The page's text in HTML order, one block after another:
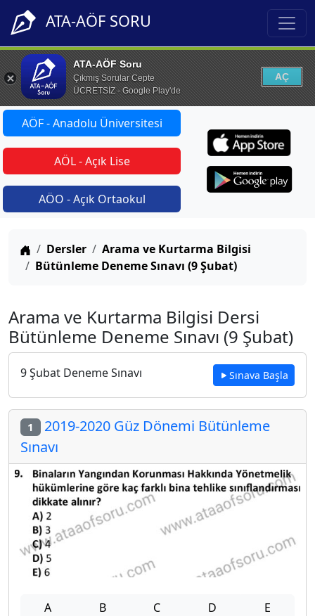
ATA-AÖF SORU
ATA-AÖF Soru
Çıkmış Sorular Cepte
ÜCRETSİZ - Google Play'de
AÇ
AÖF - Anadolu Üniversitesi
AÖL - Açık Lise
AÖO - Açık Ortaokul
Anasayfa
Dersler
Arama ve Kurtarma Bilgisi
Bütünleme Deneme Sınavı (9 Şubat)
Arama ve Kurtarma Bilgisi Dersi
Bütünleme Deneme Sınavı (9 Şubat)
9 Şubat Deneme Sınavı Sınava Başla
1 2019-2020 Güz Dönemi Bütünleme
Sınavı
A B C D E